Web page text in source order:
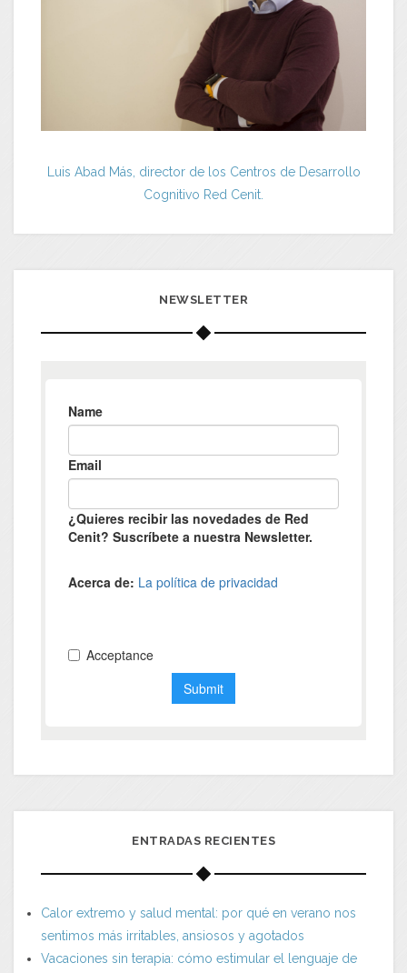
Luis Abad Más, director de los Centros de Desarrollo
Cognitivo Red Cenit.
NEWSLETTER
ENTRADAS RECIENTES
Calor extremo y salud mental: por qué en verano nos
sentimos más irritables, ansiosos y agotados
Vacaciones sin terapia: cómo estimular el lenguaje de